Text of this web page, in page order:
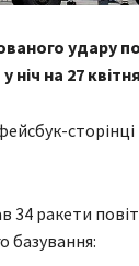
удару по
ніч на 27
34 ракети
базування: